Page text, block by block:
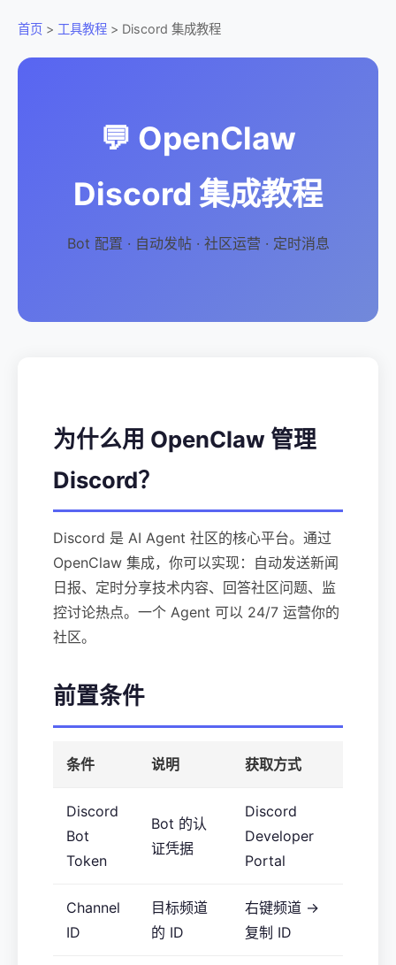
首页 > 工具教程 > Discord 集成教程
💬 OpenClaw
Discord 集成教程
Bot 配置 · 自动发帖 · 社区运营 · 定时消息
为什么用 OpenClaw 管理
Discord？
Discord 是 AI Agent 社区的核心平台。通过
OpenClaw 集成，你可以实现：自动发送新闻
日报、定时分享技术内容、回答社区问题、监
控讨论热点。一个 Agent 可以 24/7 运营你的
社区。
前置条件
条件 说明 获取方式
Discord
Bot
Token
Bot 的认
证凭据
Discord
Developer
Portal
Channel
ID
目标频道
的 ID
右键频道 →
复制 ID